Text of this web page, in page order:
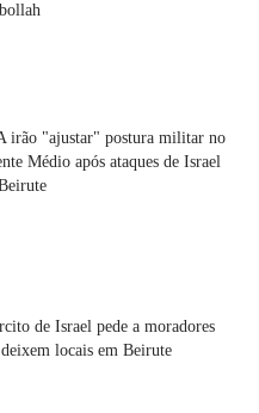
irão "ajustar" postura militar no
Médio após ataques de Israel
de Israel pede a moradores
locais em Beirute